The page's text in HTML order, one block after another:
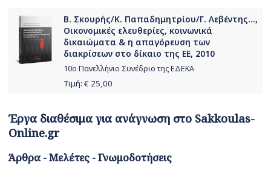
Β. Σκουρής/Κ. Παπαδημητρίου/Γ. Λεβέντης...,
Οικονομικές ελευθερίες, κοινωνικά
δικαιώματα & η απαγόρευση των
διακρίσεων στο δίκαιο της ΕΕ, 2010
10ο Πανελλήνιο Συνέδριο της ΕΔΕΚΑ
Τιμή: € 25,00
Έργα διαθέσιμα για ανάγνωση στο Sakkoulas-
Online.gr
Άρθρα - Μελέτες - Γνωμοδοτήσεις